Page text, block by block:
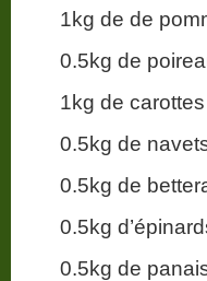
1kg de de
0.5kg de
1kg de carottes
0.5kg de
0.5kg de
0.5kg
0.5kg de